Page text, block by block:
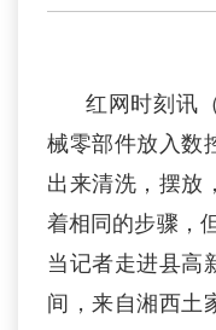
红网时刻讯
械零部件放入数
出来清洗，摆放
着相同的步骤，
当记者走进县高
间，来自湘西土